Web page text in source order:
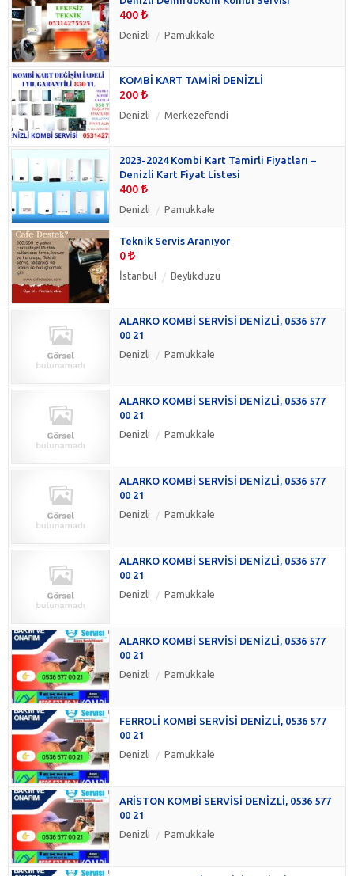
400
Denizli Pamukkale
KOMBİ KART TAMİRİ DENİZLİ
200
Denizli Merkezefendi
2023-2024 Kombi Kart Tamirli Fiyatları –
Denizli Kart Fiyat Listesi
400
Denizli Pamukkale
Teknik Servis Aranıyor
0
İstanbul Beylikdüzü
ALARKO KOMBİ SERVİSİ DENİZLİ, 0536 577
00 21
Denizli
Pamukkale
ALARKO KOMBİ SERVİSİ DENİZLİ, 0536 577
00 21
Denizli
Pamukkale
ALARKO KOMBİ SERVİSİ DENİZLİ, 0536 577
00 21
Denizli
Pamukkale
ALARKO KOMBİ SERVİSİ DENİZLİ, 0536 577
00 21
Denizli
Pamukkale
ALARKO KOMBİ SERVİSİ DENİZLİ, 0536 577
00 21
Denizli
Pamukkale
FERROLİ KOMBİ SERVİSİ DENİZLİ, 0536 577
00 21
Denizli
Pamukkale
ARİSTON KOMBİ SERVİSİ DENİZLİ, 0536 577
00 21
Denizli
Pamukkale